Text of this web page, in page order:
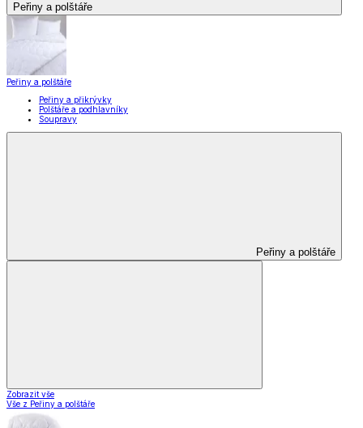
Peřiny a polštáře
Peřiny a polštáře
Peřiny a přikrývky
Polštáře a podhlavníky
Soupravy
Peřiny a polštáře
Zobrazit vše
Vše z Peřiny a polštáře